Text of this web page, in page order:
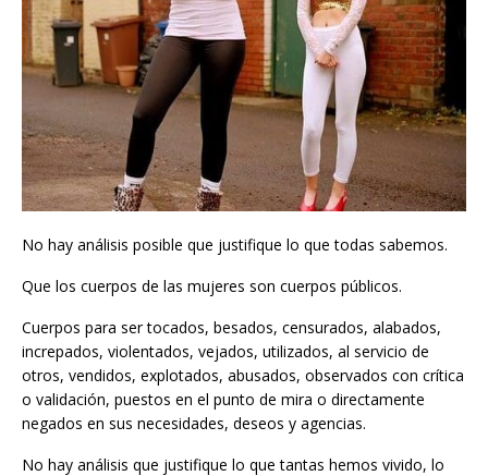
No hay análisis posible que justifique lo que todas sabemos.
Que los cuerpos de las mujeres son cuerpos públicos.
Cuerpos para ser tocados, besados, censurados, alabados,
increpados, violentados, vejados, utilizados, al servicio de
otros, vendidos, explotados, abusados, observados con crítica
o validación, puestos en el punto de mira o directamente
negados en sus necesidades, deseos y agencias.
No hay análisis que justifique lo que tantas hemos vivido, lo